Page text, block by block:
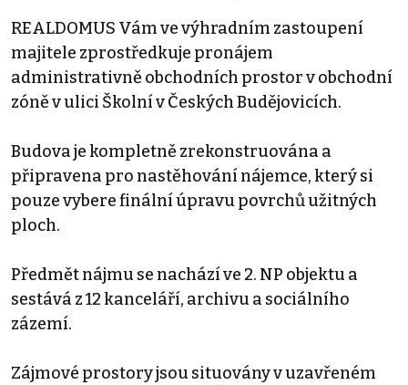
REALDOMUS Vám ve výhradním zastoupení
majitele zprostředkuje pronájem
administrativně obchodních prostor v obchodní
zóně v ulici Školní v Českých Budějovicích.
Budova je kompletně zrekonstruována a
připravena pro nastěhování nájemce, který si
pouze vybere finální úpravu povrchů užitných
ploch.
Předmět nájmu se nachází ve 2. NP objektu a
sestává z 12 kanceláří, archivu a sociálního
zázemí.
Zájmové prostory jsou situovány v uzavřeném